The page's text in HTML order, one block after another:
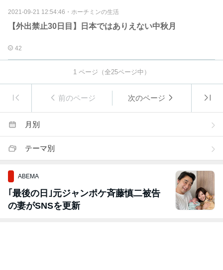
2021-09-21 12:54:46 ・ ホーチミンの生活
【外出禁止30日目】日本ではありえない中秋月
42
1ページ（全25ページ中）
前のページ 次のページ
月別
テーマ別
ABEMA
｢最後の日｣元ジャンポケ斉藤慎二被告
の妻がSNSを更新